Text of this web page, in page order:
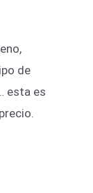
de
esta es